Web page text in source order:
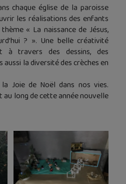
chaque église de la paroisse
les réalisations des enfants
« La naissance de Jésus,
? ». Une belle créativité
à travers des dessins, des
aussi la diversité des crèches en
Joie de Noël dans nos vies.
long de cette année nouvelle